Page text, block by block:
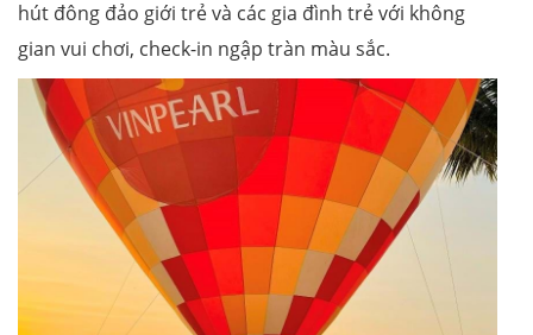
hút đông đảo giới trẻ và các gia đình trẻ với không
gian vui chơi, check-in ngập tràn màu sắc.